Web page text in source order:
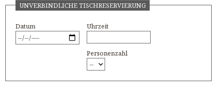
UNVERBINDLICHE TISCHRESERVIERUNG
Datum Uhrzeit
Personenzahl